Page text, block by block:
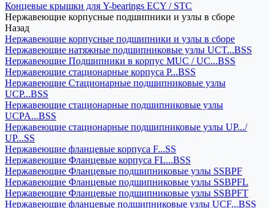
Концевые крышки для Y-bearings ECY / STC
Нержавеющие корпусные подшипники и узлы в сборе
Назад
Нержавеющие корпусные подшипники и узлы в сборе
Нержавеющие натяжные подшипниковые узлы UCT...BSS
Нержавеющие Подшипники в корпус MUC / UC...BSS
Нержавеющие стационарные корпуса P...BSS
Нержавеющие Стационарные подшипниковые узлы
UCP...BSS
Нержавеющие стационарные подшипниковые узлы
UCPA...BSS
Нержавеющие стационарные подшипниковые узлы UP.../
UP...SS
Нержавеющие фланцевые корпуса F...SS
Нержавеющие Фланцевые корпуса FL...BSS
Нержавеющие Фланцевые подшипниковые узлы SSBPF
Нержавеющие Фланцевые подшипниковые узлы SSBPFL
Нержавеющие Фланцевые подшипниковые узлы SSBPFT
Нержавеющие фланцевые подшипниковые узлы UCF...BSS